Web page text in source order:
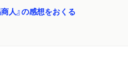
人』の感想をおくる